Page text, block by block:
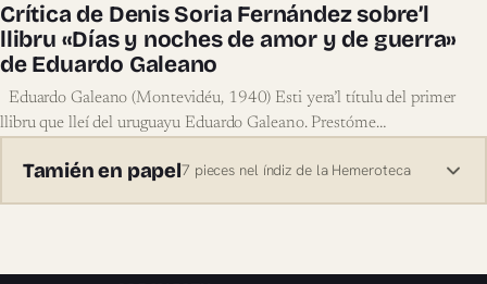
Crítica de Denis Soria Fernández sobre’l
llibru «Días y noches de amor y de guerra»
de Eduardo Galeano
Eduardo Galeano (Montevidéu, 1940) Esti yera’l títulu del primer
llibru que lleí del uruguayu Eduardo Galeano. Prestóme…
Tamién en papel7 pieces nel índiz de la Hemeroteca